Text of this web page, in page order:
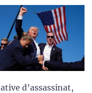
d’assassinat,